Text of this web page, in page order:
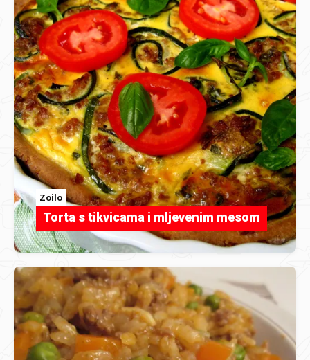
Zoilo
Torta s tikvicama i mljevenim mesom